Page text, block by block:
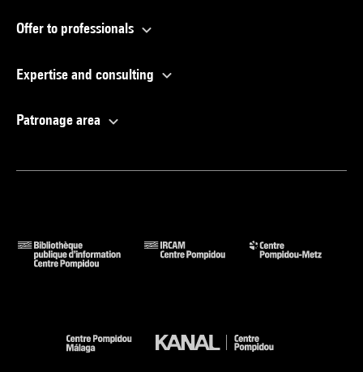
Offer to professionals
Expertise and consulting
Patronage area